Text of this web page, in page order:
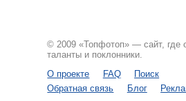
© 2009 «Топфотоп» — сайт, где
таланты и поклонники.
О проекте
FAQ
Поиск
Обратная связь
Блог